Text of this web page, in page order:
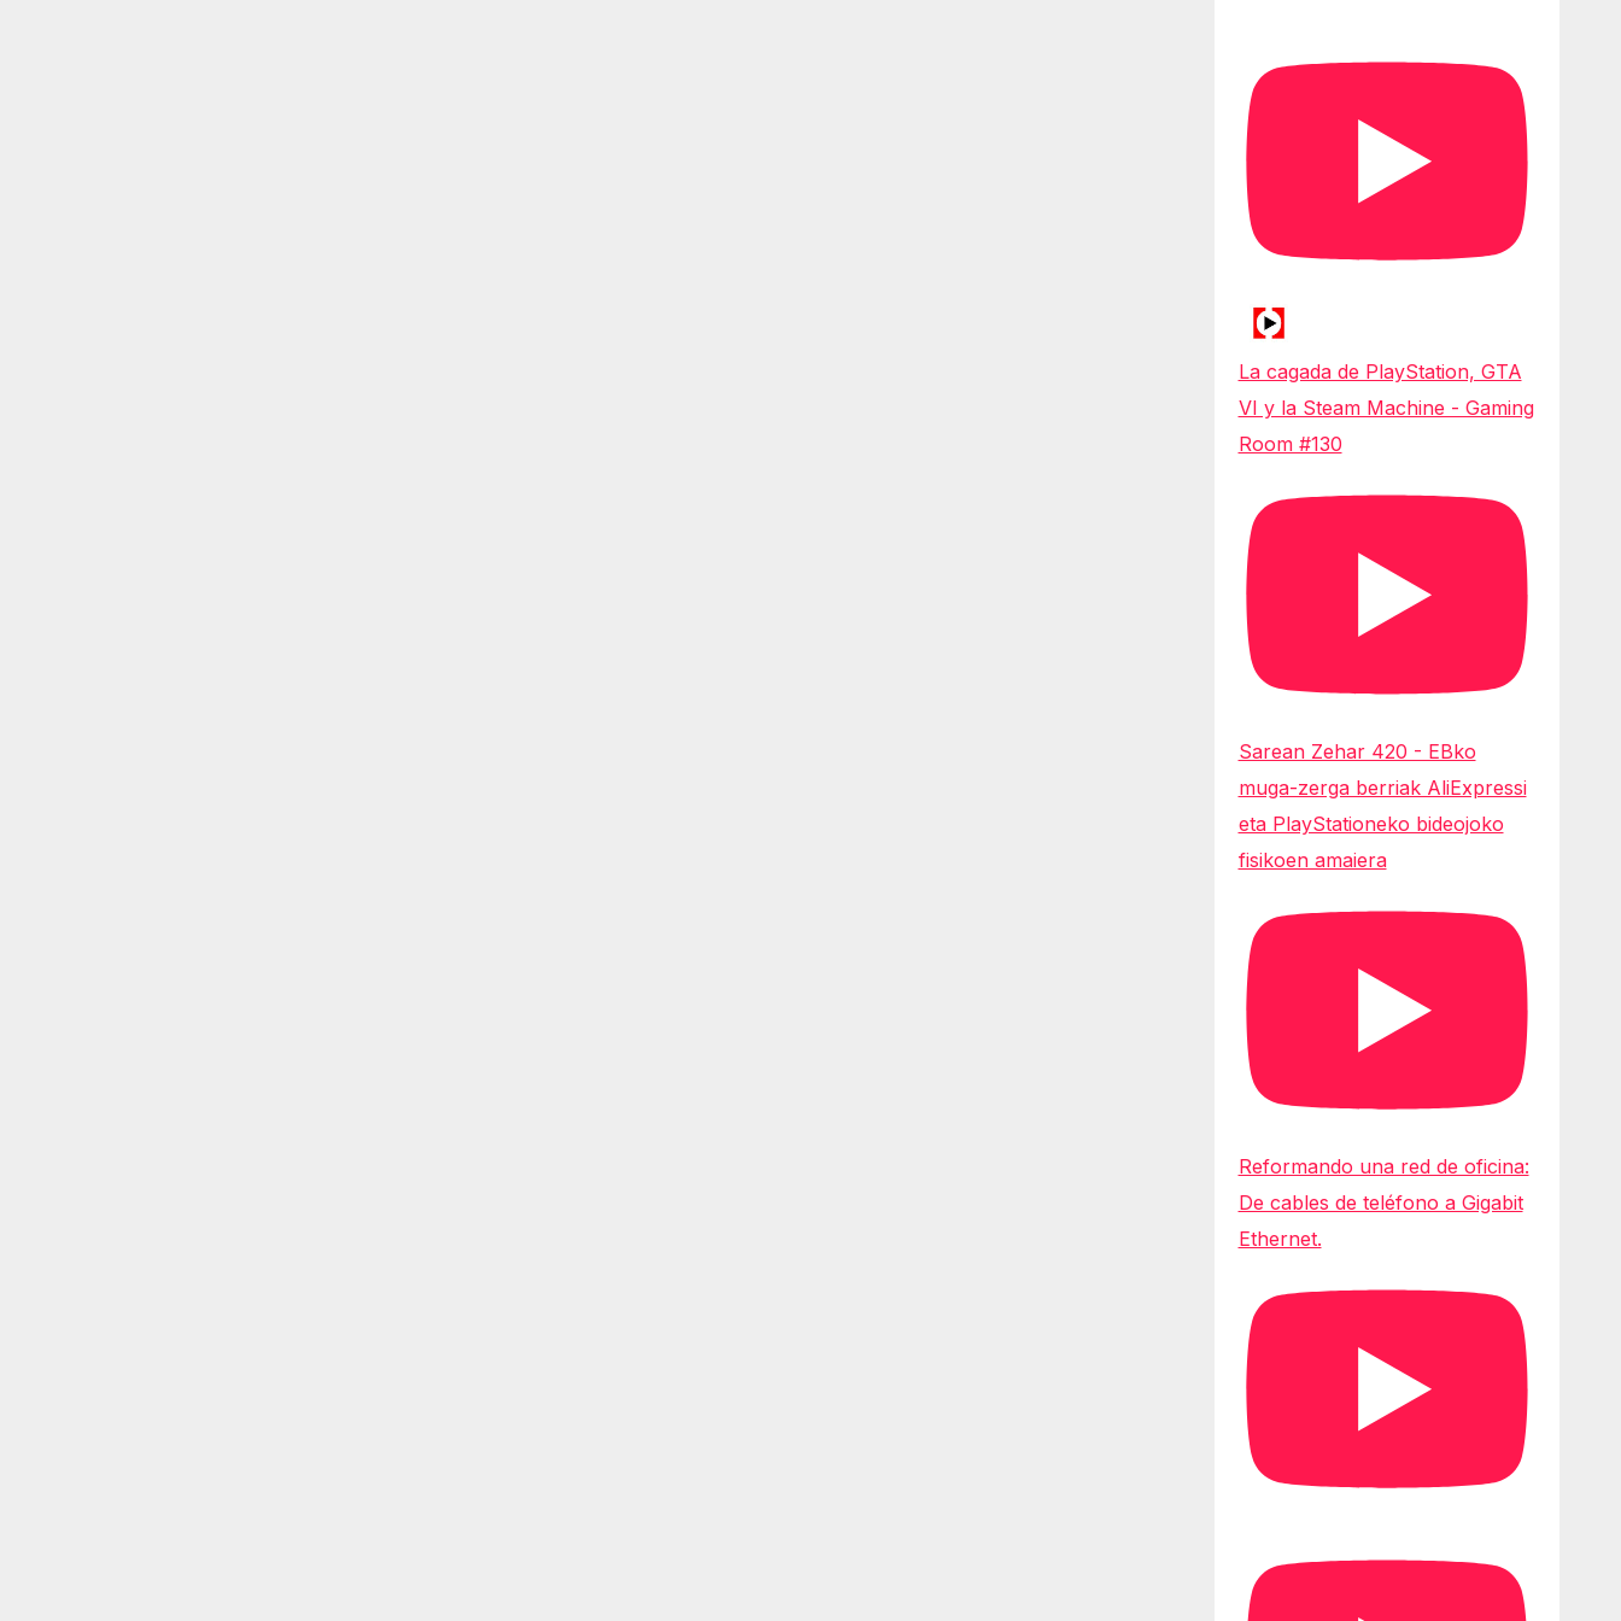
La cagada de PlayStation, GTA
VI y la Steam Machine - Gaming
Room #130
Sarean Zehar 420 - EBko
muga-zerga berriak AliExpressi
eta PlayStationeko bideojoko
fisikoen amaiera
Reformando una red de oficina:
De cables de teléfono a Gigabit
Ethernet.